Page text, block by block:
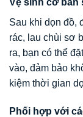
Sau khi dọn đồ,
rác, lau chùi sơ
ra, bạn có thể
vào, đảm bảo
kiệm thời gian
Phối hợp với